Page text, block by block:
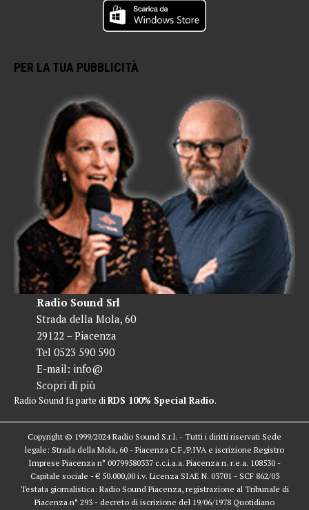
PER LA TUA PUBBLICITÀ
Radio Sound Srl
Strada della Mola, 60
29122 – Piacenza
Tel 0523 590 590
E-mail: info@
Scopri di più
Radio Sound fa parte diRDS 100% Special Radio.
Copyright © 1999/2024 Radio Sound S.r.l. - Tutti i diritti riservati Sede
legale: Strada della Mola, 60 - Piacenza C.F./P.IVA e iscrizione Registro
Imprese Piacenza n° 00799580337 c.c.i.a.a. Piacenza n. r.e.a. 108530 -
Capitale sociale - € 50.000,00 i.v. Licenza SIAE N. 03701 - SCF 862/03
Testata giornalistica: Radio Sound Piacenza, registrazione al Tribunale di
Piacenza n° 293 - decreto di iscrizione del 19/06/1978 Quotidiano